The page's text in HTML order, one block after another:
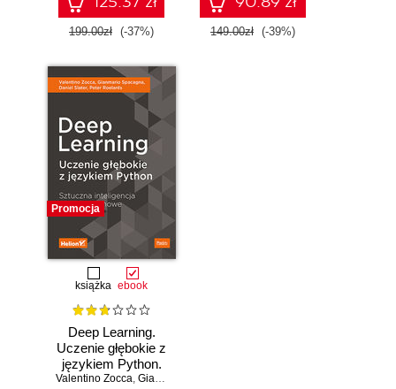
199.00zł (-37%) 149.00zł (-39%)
Promocja
książka ebook
Deep Learning.
Uczenie głębokie z
językiem Python.
Sztuczna
Valentino Zocca, Gianmario Spacagna